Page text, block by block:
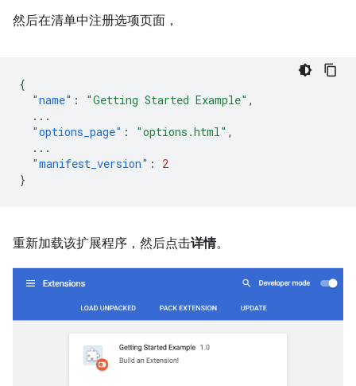
然后在清单中注册选项页面，
{
"name" : "Getting Started Example" ,
...
"options_page" : "options.html" ,
...
"manifest_version" :
2
}
重新加载该扩展程序，然后点击详情。